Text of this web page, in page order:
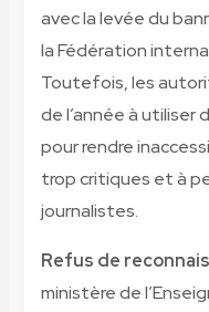
avec la levée du
la Fédération
Toutefois, les
de l’année à
pour rendre
trop critiques et à
journalistes.
Refus de
ministère de